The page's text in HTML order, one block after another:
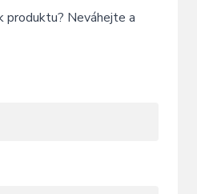
produktu? Neváhejte a